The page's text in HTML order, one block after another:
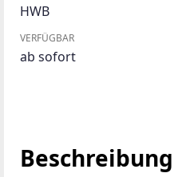
HWB
VERFÜGBAR
ab sofort
Beschreibung